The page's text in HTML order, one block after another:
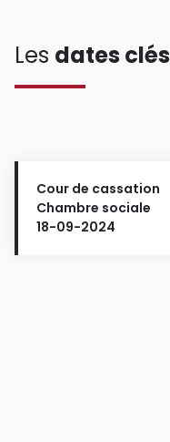
Les dates clés
Cour de cassation
Chambre sociale
18-09-2024